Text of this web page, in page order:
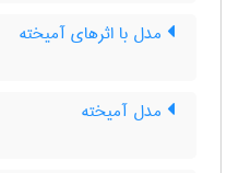
مدل با اثرهای آمیخته
مدل آمیخته